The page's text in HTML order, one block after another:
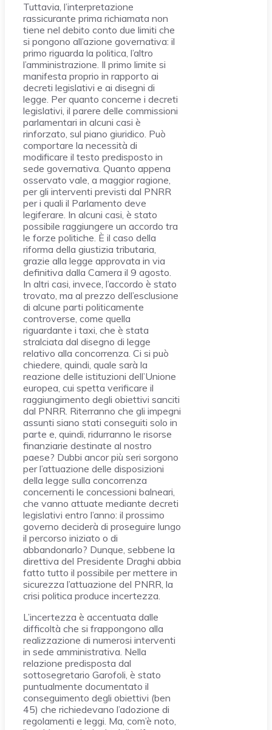
Tuttavia, l’interpretazione
rassicurante prima richiamata non
tiene nel debito conto due limiti che
si pongono all’azione governativa: il
primo riguarda la politica, l’altro
l’amministrazione. Il primo limite si
manifesta proprio in rapporto ai
decreti legislativi e ai disegni di
legge. Per quanto concerne i decreti
legislativi, il parere delle commissioni
parlamentari in alcuni casi è
rinforzato, sul piano giuridico. Può
comportare la necessità di
modificare il testo predisposto in
sede governativa. Quanto appena
osservato vale, a maggior ragione,
per gli interventi previsti dal PNRR
per i quali il Parlamento deve
legiferare. In alcuni casi, è stato
possibile raggiungere un accordo tra
le forze politiche. È il caso della
riforma della giustizia tributaria,
grazie alla legge approvata in via
definitiva dalla Camera il 9 agosto.
In altri casi, invece, l’accordo è stato
trovato, ma al prezzo dell’esclusione
di alcune parti politicamente
controverse, come quella
riguardante i taxi, che è stata
stralciata dal disegno di legge
relativo alla concorrenza. Ci si può
chiedere, quindi, quale sarà la
reazione delle istituzioni dell’Unione
europea, cui spetta verificare il
raggiungimento degli obiettivi sanciti
dal PNRR. Riterranno che gli impegni
assunti siano stati conseguiti solo in
parte e, quindi, ridurranno le risorse
finanziarie destinate al nostro
paese? Dubbi ancor più seri sorgono
per l’attuazione delle disposizioni
della legge sulla concorrenza
concernenti le concessioni balneari,
che vanno attuate mediante decreti
legislativi entro l’anno: il prossimo
governo deciderà di proseguire lungo
il percorso iniziato o di
abbandonarlo? Dunque, sebbene la
direttiva del Presidente Draghi abbia
fatto tutto il possibile per mettere in
sicurezza l’attuazione del PNRR, la
crisi politica produce incertezza.
L’incertezza è accentuata dalle
difficoltà che si frappongono alla
realizzazione di numerosi interventi
in sede amministrativa. Nella
relazione predisposta dal
sottosegretario Garofoli, è stato
puntualmente documentato il
conseguimento degli obiettivi (ben
45) che richiedevano l’adozione di
regolamenti e leggi. Ma, com’è noto,